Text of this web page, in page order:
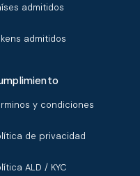
admitidos
admitidos
y condiciones
de privacidad
ALD / KYC